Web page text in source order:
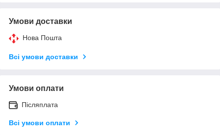
Умови доставки
Нова Пошта
Всі умови доставки
Умови оплати
Післяплата
Всі умови оплати